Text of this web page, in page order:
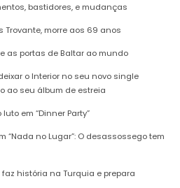
bastidores, e mudanças
Trovante, morre aos 69 anos
as portas de Baltar ao mundo
o Interior no seu novo single
ao seu álbum de estreia
em “Dinner Party”
no Lugar”: O desassossego tem
faz história na Turquia e prepara